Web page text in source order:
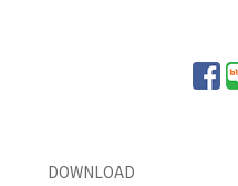
DOWNLOAD